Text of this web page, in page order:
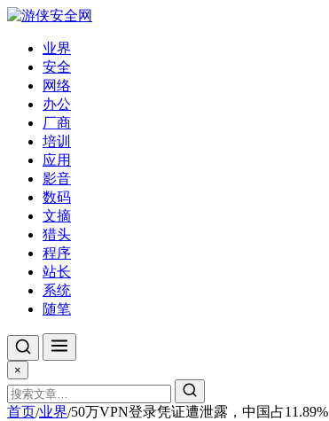
业界
安全
网络
办公
厂商
培训
应用
影音
数码
文摘
猎头
程序
站长
系统
随笔
×
首页/业界/50万VPN登录凭证遭泄露，中国占11.89%